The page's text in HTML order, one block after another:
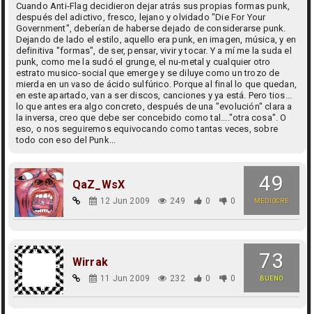
Cuando Anti-Flag decidieron dejar atrás sus propias formas punk,
después del adictivo, fresco, lejano y olvidado "Die For Your
Government", deberían de haberse dejado de considerarse punk.
Dejando de lado el estilo, aquello era punk, en imagen, música, y en
definitiva "formas", de ser, pensar, vivir y tocar. Y a mí me la suda el
punk, como me la sudó el grunge, el nu-metal y cualquier otro
estrato musico-social que emerge y se diluye como un trozo de
mierda en un vaso de ácido sulfúrico. Porque al final lo que quedan,
en este apartado, van a ser discos, canciones y ya está. Pero tios...
lo que antes era algo concreto, después de una "evolución" clara a
la inversa, creo que debe ser concebido como tal...."otra cosa". O
eso, o nos seguiremos equivocando como tantas veces, sobre
todo con eso del Punk...
49
MEDIOCRE
QaZ_WsX
12 Jun 2009 249 0 0
73
BUENO
Wirrak
11 Jun 2009 232 0 0